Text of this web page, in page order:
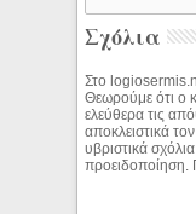
Σχόλια
Στο
Θεωρούμε ότι ο
ελεύθερα τις
αποκλειστικά
υβριστικά
προειδοποίηση.